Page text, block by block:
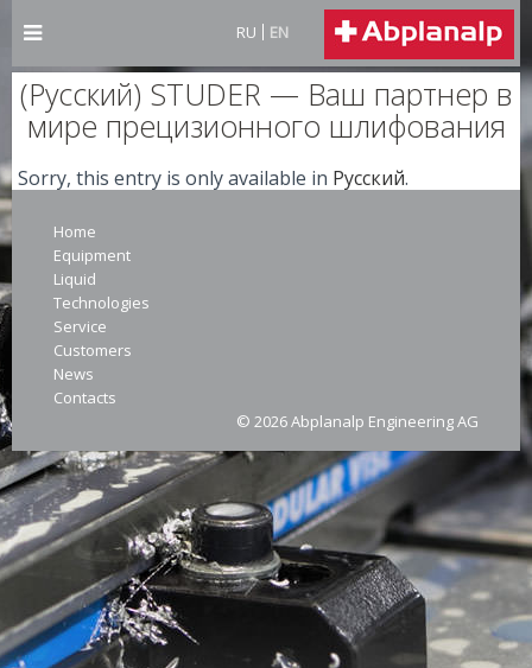
RU EN
(Русский) STUDER — Ваш партнер в
мире прецизионного шлифования
Sorry, this entry is only available in Русский.
Home
Equipment
Liquid
Technologies
Service
Customers
News
Contacts
© 2026 Abplanalp Engineering AG